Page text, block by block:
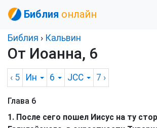
Библия онлайн
Библия › Кальвин
От Иоанна, 6
‹ 5 Ин 6 JCC 7 ›
Глава 6
1. После сего пошел Иисус на ту